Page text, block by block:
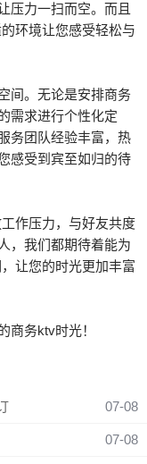
压力一扫而空。而且
环境让您感受轻松与
间。无论是安排商务
需求进行个性化定
务团队经验丰富，热
感受到宾至如归的待
作压力，与好友共度
，我们都期待着能为
让您的时光更加丰富
商务ktv时光！
07-08
07-08